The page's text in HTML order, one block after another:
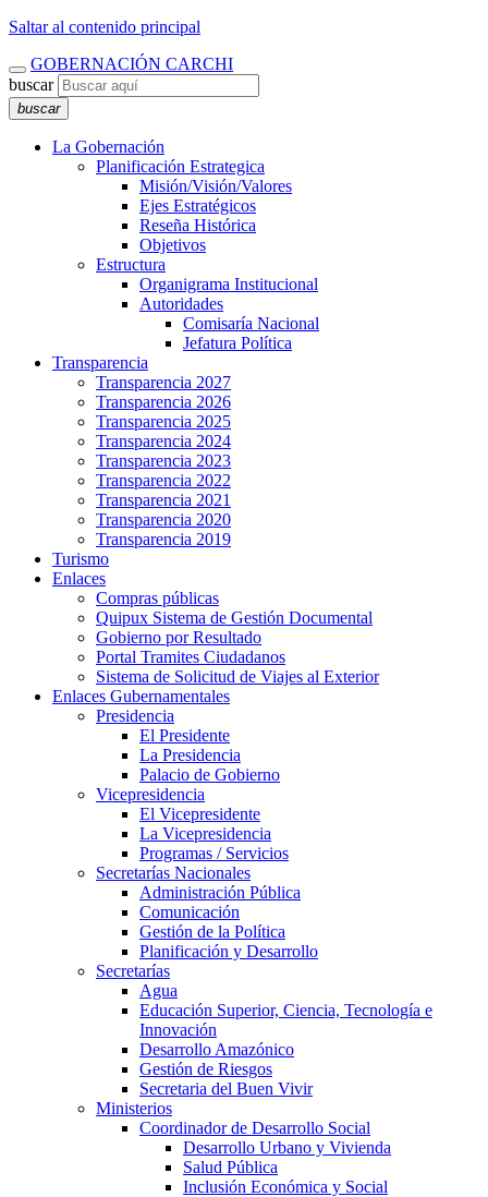
Saltar al contenido principal
GOBERNACIÓN CARCHI
buscar
buscar
La Gobernación
Planificación Estrategica
Misión/Visión/Valores
Ejes Estratégicos
Reseña Histórica
Objetivos
Estructura
Organigrama Institucional
Autoridades
Comisaría Nacional
Jefatura Política
Transparencia
Transparencia 2027
Transparencia 2026
Transparencia 2025
Transparencia 2024
Transparencia 2023
Transparencia 2022
Transparencia 2021
Transparencia 2020
Transparencia 2019
Turismo
Enlaces
Compras públicas
Quipux Sistema de Gestión Documental
Gobierno por Resultado
Portal Tramites Ciudadanos
Sistema de Solicitud de Viajes al Exterior
Enlaces Gubernamentales
Presidencia
El Presidente
La Presidencia
Palacio de Gobierno
Vicepresidencia
El Vicepresidente
La Vicepresidencia
Programas / Servicios
Secretarías Nacionales
Administración Pública
Comunicación
Gestión de la Política
Planificación y Desarrollo
Secretarías
Agua
Educación Superior, Ciencia, Tecnología e
Innovación
Desarrollo Amazónico
Gestión de Riesgos
Secretaria del Buen Vivir
Ministerios
Coordinador de Desarrollo Social
Desarrollo Urbano y Vivienda
Salud Pública
Inclusión Económica y Social